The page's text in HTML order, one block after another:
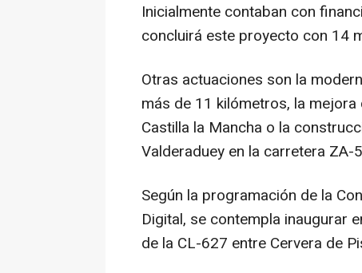
Inicialmente contaban con
concluirá este proyecto con 14
Otras actuaciones son la
más de 11 kilómetros, la
Castilla la Mancha o la
Valderaduey en la carretera
Según la programación de la
Digital, se contempla inaugurar
de la CL-627 entre Cervera de